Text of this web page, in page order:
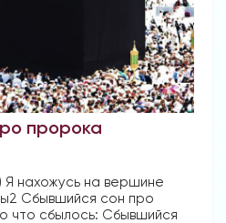
пророка
нахожусь на вершине
Сбывшийся сон про
что сбылось: Сбывшийся